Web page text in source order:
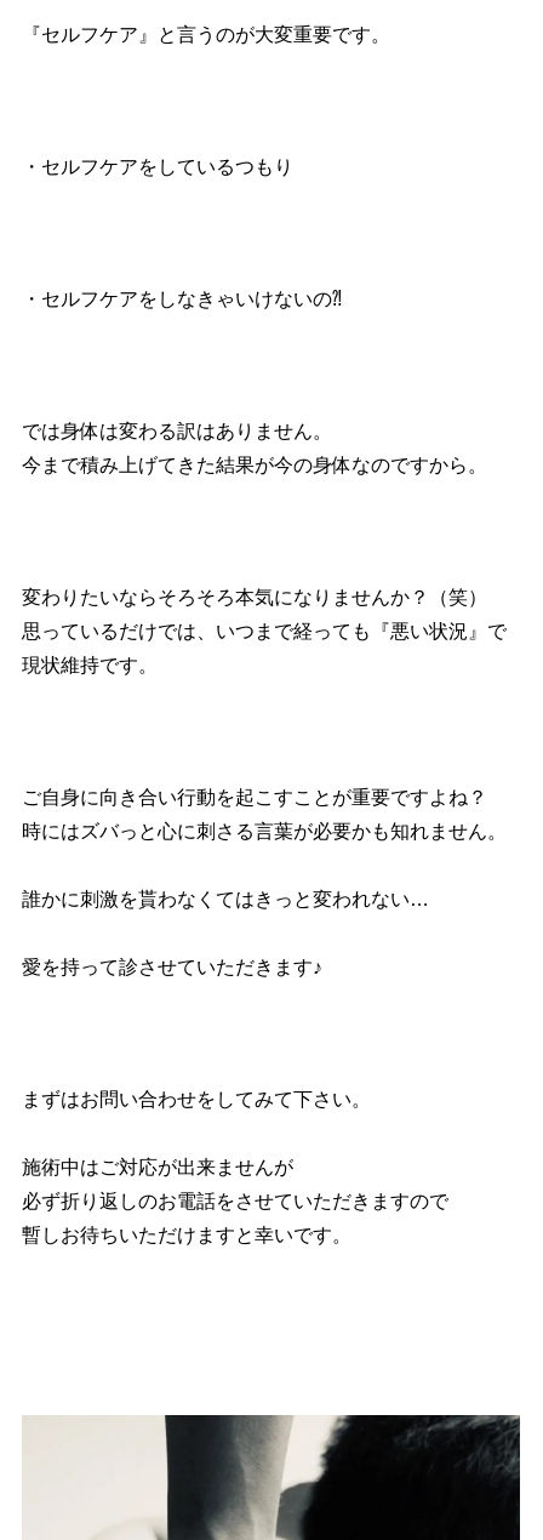
『セルフケア』と言うのが大変重要です。
・セルフケアをしているつもり
・セルフケアをしなきゃいけないの⁈
では身体は変わる訳はありません。
今まで積み上げてきた結果が今の身体なのですから。
変わりたいならそろそろ本気になりませんか？（笑）
思っているだけでは、いつまで経っても『悪い状況』で
現状維持です。
ご自身に向き合い行動を起こすことが重要ですよね？
時にはズバっと心に刺さる言葉が必要かも知れません。
誰かに刺激を貰わなくてはきっと変われない…
愛を持って診させていただきます♪
まずはお問い合わせをしてみて下さい。
施術中はご対応が出来ませんが
必ず折り返しのお電話をさせていただきますので
暫しお待ちいただけますと幸いです。